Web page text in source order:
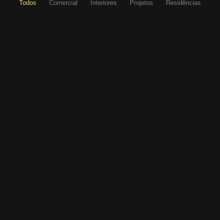
Todos Comercial Interiores Projetos Residências